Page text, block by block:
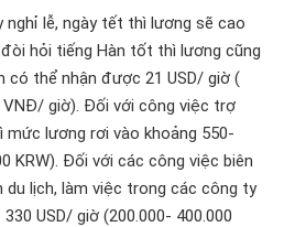
nghỉ lễ, ngày tết thì lương sẽ cao
hỏi tiếng Hàn tốt thì lương cũng
có thể nhận được 21 USD/ giờ (
VNĐ/ giờ). Đối với công việc trợ
mức lương rơi vào khoảng 550-
KRW). Đối với các công việc biên
du lịch, làm việc trong các công ty
USD/ giờ (200.000- 400.000